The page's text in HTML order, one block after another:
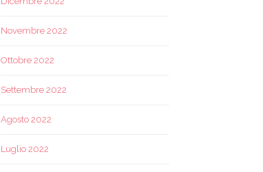
Novembre 2022
Ottobre 2022
Settembre 2022
Agosto 2022
Luglio 2022